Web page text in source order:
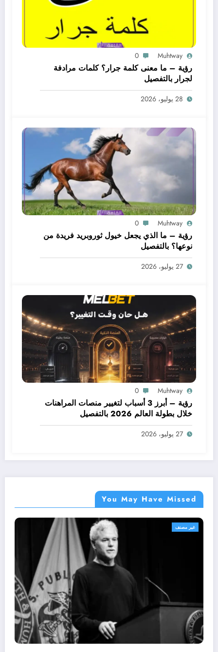
Muhtway
0
رؤية – ما معنى كلمة جرار؟ كلمات مرادفة
لجرار بالتفصيل
28 يوليو، 2026
Muhtway
0
رؤية – ما الذي يجعل خيول ثوروبريد فريدة من
نوعها؟ بالتفصيل
27 يوليو، 2026
Muhtway
0
رؤية – أبرز 3 أسباب لتغيير منصات المراهنات
خلال بطولة العالم 2026 بالتفصيل
27 يوليو، 2026
You May Have Missed
Hillary Clinton appears